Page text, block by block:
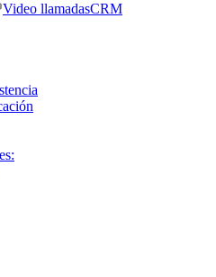
Video llamadasCRM